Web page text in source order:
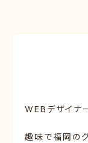
WEBデザイナ
趣味で福岡の